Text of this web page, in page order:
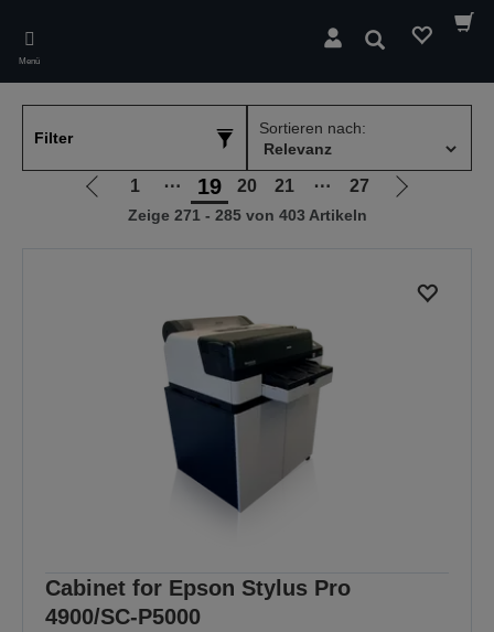
main
content
Menü
Suchen
Filter
Sortieren nach:
Zur
vorherigen
1 ⋯ 19 20 21 ⋯ 27
Zur
Zeige 271 - 285 von 403 Artikeln
Cabinet for Epson Stylus Pro
4900/SC-P5000